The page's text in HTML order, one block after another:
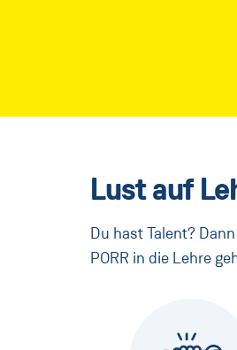
Lust auf
Du hast Talent?
PORR in die Lehre